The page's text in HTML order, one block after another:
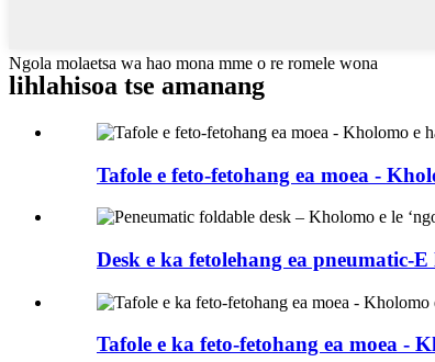
Ngola molaetsa wa hao mona mme o re romele wona
lihlahisoa tse amanang
Tafole e feto-fetohang ea moea -
Desk e ka fetolehang ea pneumatic-E
Tafole e ka feto-fetohang ea moea -